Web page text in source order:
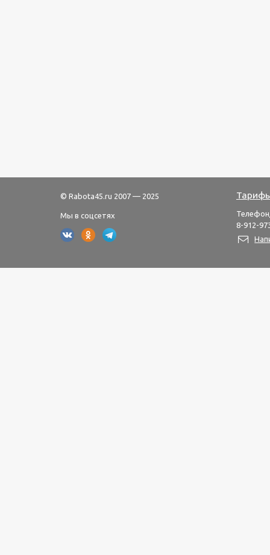
© Rabota45.ru 2007 — 2025
Мы в соцсетях
8-912-